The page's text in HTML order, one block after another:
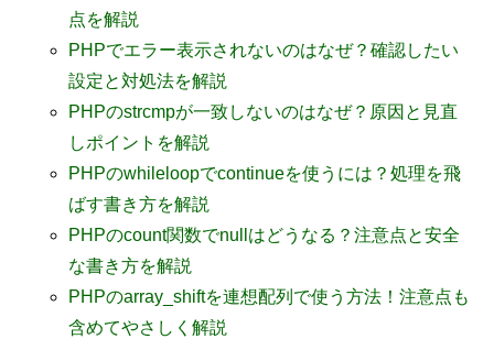
点を解説
PHPでエラー表示されないのはなぜ？確認したい
設定と対処法を解説
PHPのstrcmpが一致しないのはなぜ？原因と見直
しポイントを解説
PHPのwhileloopでcontinueを使うには？処理を飛
ばす書き方を解説
PHPのcount関数でnullはどうなる？注意点と安全
な書き方を解説
PHPのarray_shiftを連想配列で使う方法！注意点も
含めてやさしく解説